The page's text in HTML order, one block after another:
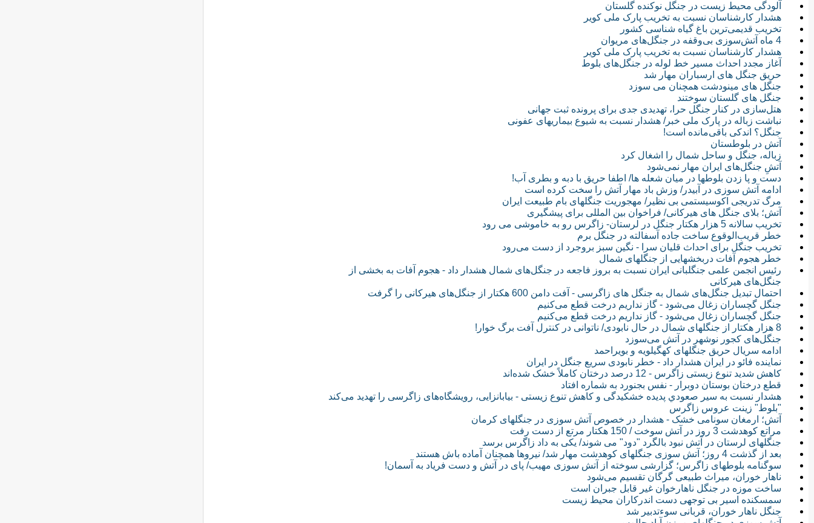
آلودگی محیط زیست در جنگل نوکنده گلستان
هشدار کارشناسان نسبت به تخریب پارک ملی کویر
تخریب قدیمی‌ترین باغ گیاه شناسی کشور
4 ماه آتش‌سوزی بی‌وقفه در جنگل‌های مریوان
هشدار کارشناسان نسبت به تخریب پارک ملی کویر
آغاز مجدد احداث مسیر خط لوله در جنگل‌های بلوط
حریق جنگل های ارسباران مهار شد
جنگل های مینودشت همچنان می سوزد
جنگل های گلستان سوختند
هتل‌سازی در كنار جنگل حرا، تهديدی جدی برای پرونده ثبت جهانی
نباشت زباله در پارک ملی خبر/ هشدار نسبت به شیوع بیماریهای عفونی
جنگل؟ اندکی باقی‌مانده است!
آتش در بلوطستان
زباله، جنگل و ساحل شمال را اشغال کرد
آتشِ جنگل‌های ایران مهار نمی‌شود
دست و پا زدن بلوطها در میان شعله ها/ اطفا حریق با دبه و بطری آب!
ادامه آتش سوزی در آبیدر/ وزش باد مهار آتش را سخت کرده است
مرگ تدریجی اکوسیستمی بی نظیر/ مهجوریت جنگلهای بام طبیعت ایران
آتش؛ بلای جنگل های هیرکانی/ فراخوان بین المللی برای پیشگیری
تخریب سالانه 5 هزار هکتار جنگل در لرستان- زاگرس رو به خاموشی می رود
خطر قریب‌الوقوع ساخت جاده آسفالته در جنگل برم
تخریب جنگل برای احداث قلیان سرا - نگین سبز بروجرد از دست می‌رود
خطر هجوم آفات دربخشهایی از جنگلهای شمال
رئیس انجمن علمی جنگلبانی ایران نسبت به بروز فاجعه در جنگل‌های شمال هشدار داد - هجوم آفات به بخشی از
جنگل‌های هیرکانی
احتمال تبدیل جنگل‌های شمال به جنگل های زاگرسی - آفت دامن 600 هکتار از جنگل‌های هیرکانی را گرفت
جنگل گچساران زغال می‌شود - گاز نداریم درخت قطع می‌کنیم
جنگل گچساران زغال می‌شود - گاز نداریم درخت قطع می‌کنیم
8 هزار هکتار از جنگلهای شمال در حال نابودی/ ناتوانی در کنترل آفت برگ خوار!
جنگل‌های کجور نوشهر در آتش می‌سوزد
ادامه سریال حریق جنگلهای کهگیلویه و بویراحمد
نماينده فائو در ايران هشدار داد - خطر نابودی سریع جنگل در ایران
کاهش شدید تنوع زیستی زاگرس - 12 درصد درختان کاملاً خشک شده‌اند
قطع درختان بوستان دوبرار - نفس بجنورد به شماره افتاد
هشدار نسبت به سیر صعودي پدیده خشكیدگی و كاهش تنوع زیستی - بیابانزایی، رویشگاه‌های زاگرسی را تهدید می‌کند
"بلوط" زینت‌ عروس زاگرس
آتش؛ ارمغان سونامی خشک - هشدار در خصوص آتش سوزی در جنگلهای کرمان
مراتع کوهدشت 3 روز در آتش سوخت / 150 هکتار مرتع از دست رفت
جنگلهای لرستان در آتش نبود بالگرد "دود" می شوند/ یکی به داد زاگرس برسد
بعد از گذشت 4 روز؛ آتش سوزی جنگلهای کوهدشت مهار شد/ نیروها همچنان آماده باش هستند
سوگنامه بلوطهای زاگرس؛ گزارشی سوخته از آتش سوزی مهیب/ پای در آتش و دست فریاد به آسمان!
ناهار خوران، میراث طبیعی گرگان تقسیم می‌شود
ساخت موزه در جنگل ناهارخوان غیر قابل جبران است
سمسکنده اسیر بی توجهی دست اندرکاران محیط زیست
جنگل ناهار خوران، قربانی سوءتدبیر شد